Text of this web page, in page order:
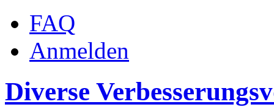
FAQ
Anmelden
Diverse